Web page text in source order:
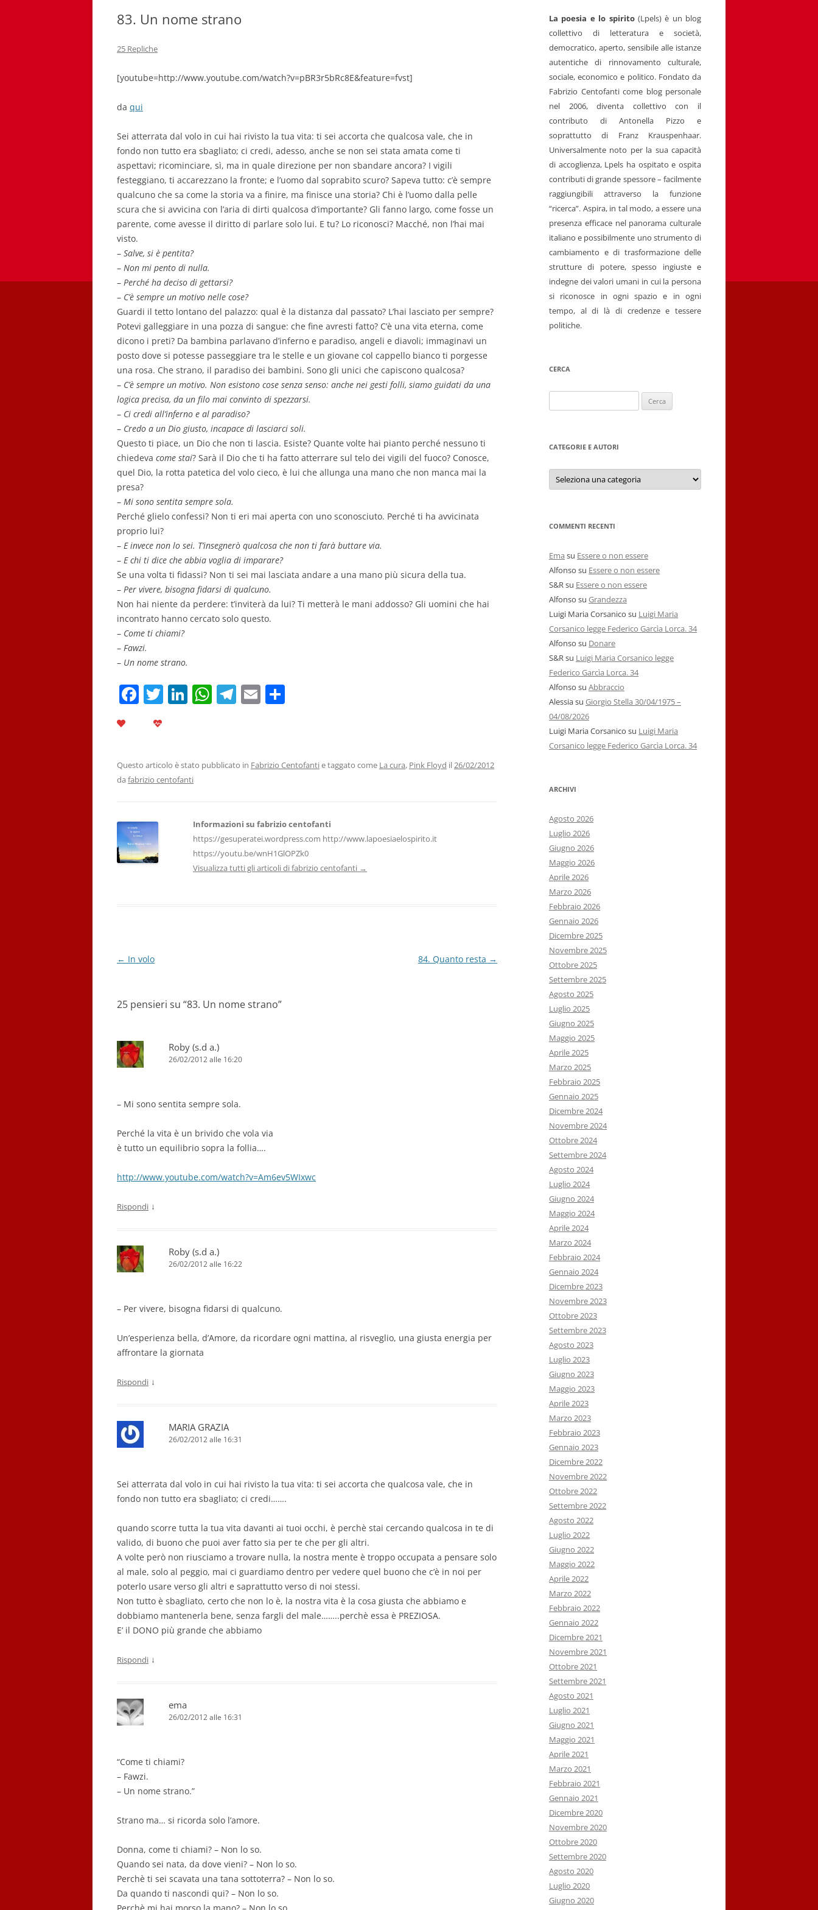
KIKA BOHR
MONICA MAZZITELLI
RICCARDO FERRAZZI
ROBERTO PLEVANO
83. Un nome strano
25 Repliche
[youtube=http://www.youtube.com/watch?v=pBR3r5bRc8E&feature=fvst]
da qui
Sei atterrata dal volo in cui hai rivisto la tua vita: ti sei accorta che qualcosa vale, che in
fondo non tutto era sbagliato; ci credi, adesso, anche se non sei stata amata come ti
aspettavi; ricominciare, sì, ma in quale direzione per non sbandare ancora? I vigili
festeggiano, ti accarezzano la fronte; e l’uomo dal soprabito scuro? Sapeva tutto: c’è sempre
qualcuno che sa come la storia va a finire, ma finisce una storia? Chi è l’uomo dalla pelle
scura che si avvicina con l’aria di dirti qualcosa d’importante? Gli fanno largo, come fosse un
parente, come avesse il diritto di parlare solo lui. E tu? Lo riconosci? Macché, non l’hai mai
visto.
– Salve, si è pentita?
– Non mi pento di nulla.
– Perché ha deciso di gettarsi?
– C’è sempre un motivo nelle cose?
Guardi il tetto lontano del palazzo: qual è la distanza dal passato? L’hai lasciato per sempre?
Potevi galleggiare in una pozza di sangue: che fine avresti fatto? C’è una vita eterna, come
dicono i preti? Da bambina parlavano d’inferno e paradiso, angeli e diavoli; immaginavi un
posto dove si potesse passeggiare tra le stelle e un giovane col cappello bianco ti porgesse
una rosa. Che strano, il paradiso dei bambini. Sono gli unici che capiscono qualcosa?
– C’è sempre un motivo. Non esistono cose senza senso: anche nei gesti folli, siamo guidati da una
logica precisa, da un filo mai convinto di spezzarsi.
– Ci credi all’inferno e al paradiso?
– Credo a un Dio giusto, incapace di lasciarci soli.
Questo ti piace, un Dio che non ti lascia. Esiste? Quante volte hai pianto perché nessuno ti
chiedeva come stai? Sarà il Dio che ti ha fatto atterrare sul telo dei vigili del fuoco? Conosce,
quel Dio, la rotta patetica del volo cieco, è lui che allunga una mano che non manca mai la
presa?
– Mi sono sentita sempre sola.
Perché glielo confessi? Non ti eri mai aperta con uno sconosciuto. Perché ti ha avvicinata
proprio lui?
– E invece non lo sei. T’insegnerò qualcosa che non ti farà buttare via.
– E chi ti dice che abbia voglia di imparare?
Se una volta ti fidassi? Non ti sei mai lasciata andare a una mano più sicura della tua.
– Per vivere, bisogna fidarsi di qualcuno.
Non hai niente da perdere: t’inviterà da lui? Ti metterà le mani addosso? Gli uomini che hai
incontrato hanno cercato solo questo.
– Come ti chiami?
– Fawzi.
– Un nome strano.
F
b
o
k
T Li
dI
n
W
A
T
a
E
vi
Questo articolo è stato pubblicato in Fabrizio Centofantie taggato come La cura, Pink Floyd il26/02/2012
da fabrizio centofanti
Informazioni su fabrizio centofanti
https://gesuperatei.wordpress.com http://www.lapoesiaelospirito.it
https://youtu.be/wnH1GlOPZk0
Visualizza tutti gli articoli di fabrizio centofanti →
Navigazione
← In volo 84. Quanto resta →
25 pensieri su “83. Un nome strano”
Roby (s.d a.)
26/02/2012 alle 16:20
– Mi sono sentita sempre sola.
Perché la vita è un brivido che vola via
è tutto un equilibrio sopra la follia….
http://www.youtube.com/watch?v=Am6ev5WIxwc
Rispondi ↓
Roby (s.d a.)
26/02/2012 alle 16:22
– Per vivere, bisogna fidarsi di qualcuno.
Un’esperienza bella, d’Amore, da ricordare ogni mattina, al risveglio, una giusta energia per
affrontare la giornata
Rispondi ↓
MARIA GRAZIA
26/02/2012 alle 16:31
Sei atterrata dal volo in cui hai rivisto la tua vita: ti sei accorta che qualcosa vale, che in
fondo non tutto era sbagliato; ci credi…….
quando scorre tutta la tua vita davanti ai tuoi occhi, è perchè stai cercando qualcosa in te di
valido, di buono che puoi aver fatto sia per te che per gli altri.
A volte però non riusciamo a trovare nulla, la nostra mente è troppo occupata a pensare solo
al male, solo al peggio, mai ci guardiamo dentro per vedere quel buono che c’è in noi per
poterlo usare verso gli altri e saprattutto verso di noi stessi.
Non tutto è sbagliato, certo che non lo è, la nostra vita è la cosa giusta che abbiamo e
dobbiamo mantenerla bene, senza fargli del male……..perchè essa è PREZIOSA.
E’ il DONO più grande che abbiamo
Rispondi ↓
ema
26/02/2012 alle 16:31
“Come ti chiami?
– Fawzi.
– Un nome strano.”
Strano ma… si ricorda solo l’amore.
Donna, come ti chiami? – Non lo so.
Quando sei nata, da dove vieni? – Non lo so.
Perchè ti sei scavata una tana sottoterra? – Non lo so.
Da quando ti nascondi qui? – Non lo so.
La poesia e lo spirito(Lpels) è un blog
collettivo di letteratura e società,
democratico, aperto, sensibile alle istanze
autentiche di rinnovamento culturale,
sociale, economico e politico. Fondato da
Fabrizio Centofanti come blog personale
nel 2006, diventa collettivo con il
contributo di Antonella Pizzo e
soprattutto di Franz Krauspenhaar.
Universalmente noto per la sua capacità
di accoglienza, Lpels ha ospitato e ospita
contributi di grande spessore – facilmente
raggiungibili attraverso la funzione
“ricerca”. Aspira, in tal modo, a essere una
presenza efficace nel panorama culturale
italiano e possibilmente uno strumento di
cambiamento e di trasformazione delle
strutture di potere, spesso ingiuste e
indegne dei valori umani in cui la persona
si riconosce in ogni spazio e in ogni
tempo, al di là di credenze e tessere
politiche.
CERCA
per:
CATEGORIE E AUTORI
Categorie
autori
COMMENTI RECENTI
Ema su Essere o non essere
Alfonso su Essere o non essere
S&Rsu Essere o non essere
Alfonso su Grandezza
Luigi Maria Corsanico su Luigi Maria
Corsanico legge Federico Garcìa Lorca. 34
Alfonso su Donare
S&Rsu Luigi Maria Corsanico legge
Federico Garcìa Lorca. 34
Alfonso su Abbraccio
Alessiasu Giorgio Stella 30/04/1975 –
04/08/2026
Luigi Maria Corsanico su Luigi Maria
Corsanico legge Federico Garcìa Lorca. 34
ARCHIVI
Agosto 2026
Luglio 2026
Giugno 2026
Maggio 2026
Aprile 2026
Marzo 2026
Febbraio 2026
Gennaio 2026
Dicembre 2025
Novembre 2025
Ottobre 2025
Settembre 2025
Agosto 2025
Luglio 2025
Giugno 2025
Maggio 2025
Aprile 2025
Marzo 2025
Febbraio 2025
Gennaio 2025
Dicembre 2024
Novembre 2024
Ottobre 2024
Settembre 2024
Agosto 2024
Luglio 2024
Giugno 2024
Maggio 2024
Aprile 2024
Marzo 2024
Febbraio 2024
Gennaio 2024
Dicembre 2023
Novembre 2023
Ottobre 2023
Settembre 2023
Agosto 2023
Luglio 2023
Giugno 2023
Maggio 2023
Aprile 2023
Marzo 2023
Febbraio 2023
Gennaio 2023
Dicembre 2022
Novembre 2022
Ottobre 2022
Settembre 2022
Agosto 2022
Luglio 2022
Giugno 2022
Maggio 2022
Aprile 2022
Marzo 2022
Febbraio 2022
Gennaio 2022
Dicembre 2021
Novembre 2021
Ottobre 2021
Settembre 2021
Agosto 2021
Luglio 2021
Giugno 2021
Maggio 2021
Aprile 2021
Marzo 2021
Febbraio 2021
Gennaio 2021
Dicembre 2020
Novembre 2020
Ottobre 2020
Settembre 2020
Agosto 2020
Luglio 2020
Giugno 2020